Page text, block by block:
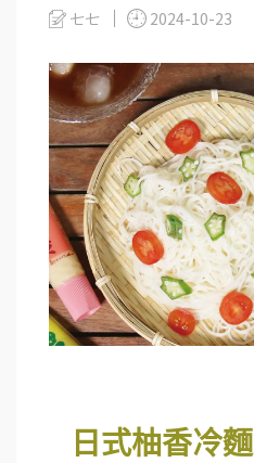
七七 2024-10-23
日式柚香冷麵